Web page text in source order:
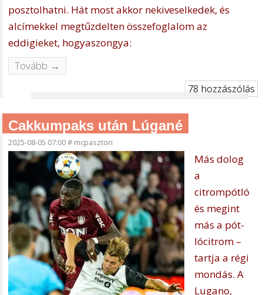
posztolhatni. Hát most akkor nekiveselkedek, és
alcímekkel megtűzdelten összefoglalom az
eddigieket, hogyaszongya:
Tovább →
78 hozzászólás
Cakkumpaks után Lúgané
2025-08-05 07:00# mcpasztori
Más dolog
a
citrompótló
és megint
más a pót-
lócitrom –
tartja a régi
mondás. A
Lugano,